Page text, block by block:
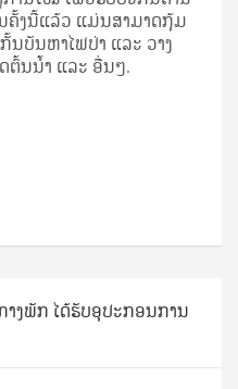
ຄັ້ງນີ້ແລ້ວ ແມ່ນສາມາດກຸ້ມ
ນບັນຫາໄຟປ່າ ແລະ ວາງ
ຕົ້ນນໍ້າ ແລະ ອື່ນໆ.
ງພັກ ໄດ້ຮັບອຸປະກອນການ